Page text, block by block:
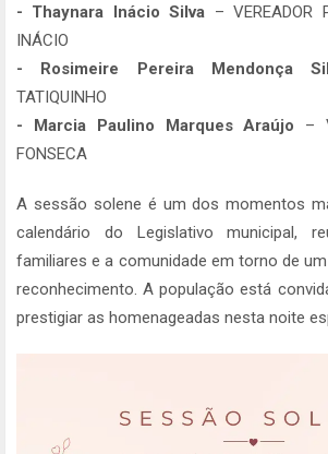
- Thaynara Inácio Silva – VEREADOR
INÁCIO
- Rosimeire Pereira Mendonça
TATIQUINHO
- Marcia Paulino Marques Araújo –
FONSECA
A sessão solene é um dos momentos
calendário do Legislativo municipal,
familiares e a comunidade em torno de
reconhecimento. A população está
prestigiar as homenageadas nesta noite